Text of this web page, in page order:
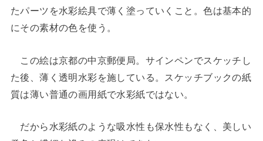
たパーツを水彩絵具で薄く塗っていくこと。色は基本的
にその素材の色を使う。
この絵は京都の中京郵便局。サインペンでスケッチし
た後、薄く透明水彩を施している。スケッチブックの紙
質は薄い普通の画用紙で水彩紙ではない。
だから水彩紙のような吸水性も保水性もなく、美しい